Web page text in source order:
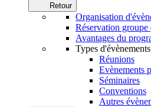
Retour
Organisation
Réservation groupe
Avantages du
Types d'évènements
Réunions
Evènements
Séminaires
Conventions
Autres